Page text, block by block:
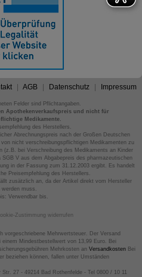
AGB Datenschutz Impressum
Felder sind Pflichtangaben.
Apothekenverkaufspreis und nicht für
Medikamente.
des Herstellers.
Abrechnungspreis nach der Großen Deutschen
nicht verschreibungspflichtigen Medikamenten zu
(z.B. bei Verschreibung des Medikaments an Kinder
V aus dem Abgabepreis des pharmazeutischen
in der Fassung zum 31.12.2003 ergibt. Es handelt
Preisempfehlung des Herstellers.
zusätzlich an, da der Artikel direkt vom Hersteller
werden muss.
Verwendbar bis.
Zustimmung widerrufen
vorgeschriebene Mehrwertsteuer. Der Versand
Mindestbestellwert von 13,99 Euro. Bei
Mehrkosten an VersandkostenBei
beziehen können, fallen unter Umständen
27 - 49214 Bad Rothenfelde - Tel 0800 / 10 11